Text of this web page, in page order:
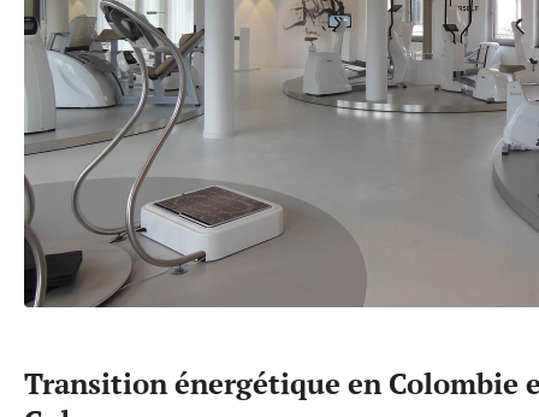
Transition énergétique en Colombie